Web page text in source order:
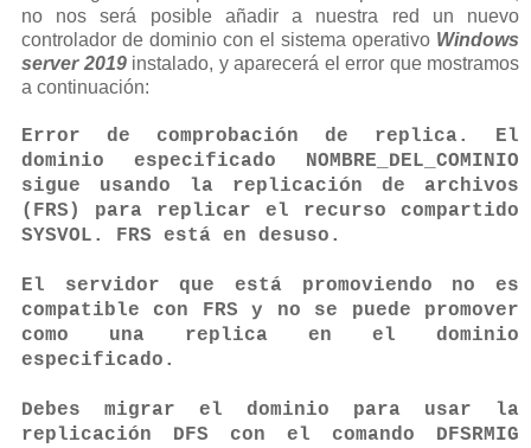
no nos será posible añadir a nuestra red un nuevo
controlador de dominio con el sistema operativo Windows
server 2019instalado, y aparecerá el error que mostramos
a continuación:
Error de comprobación de replica. El
dominio especificado NOMBRE_DEL_COMINIO
sigue usando la replicación de archivos
(FRS) para replicar el recurso compartido
SYSVOL. FRS está en desuso.
El servidor que está promoviendo no es
compatible con FRS y no se puede promover
como una replica en el dominio
especificado.
Debes migrar el dominio para usar la
replicación DFS con el comando DFSRMIG